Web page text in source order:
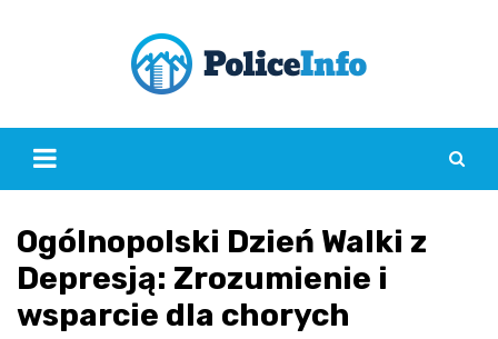
Ogólnopolski Dzień Walki z
Depresją: Zrozumienie i
wsparcie dla chorych